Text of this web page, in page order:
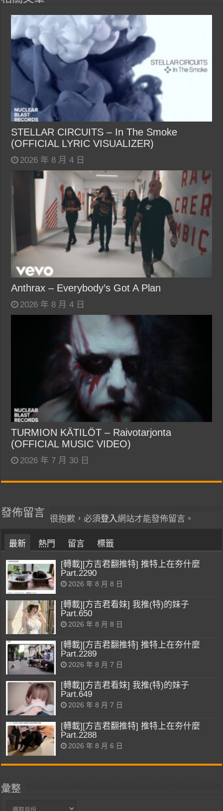
STELLAR CIRCUITS – In The Smoke
(OFFICIAL LYRIC VISUALIZER)
2026 年 8 月 4 日
Anthrax – Everybody’s Got A Plan
2026 年 8 月 4 日
TURMION KÄTILÖT – Raivotarjonta
(OFFICIAL MUSIC VIDEO)
2026 年 7 月 30 日
發佈留言
很抱歉，必須登入網站才能發佈留言。
最新 熱門 留言 標籤
[轉載][方吉君翻推特] 推特上在夯什麼
Part.2290
2026 年 8 月 8 日
[轉載][方吉君看妹] 我推(特)的妹子
Part.650
2026 年 8 月 8 日
[轉載][方吉君翻推特] 推特上在夯什麼
Part.2289
2026 年 8 月 7 日
[轉載][方吉君看妹] 我推(特)的妹子
Part.649
2026 年 8 月 7 日
[轉載][方吉君翻推特] 推特上在夯什麼
Part.2288
2026 年 8 月 6 日
彙整
彙